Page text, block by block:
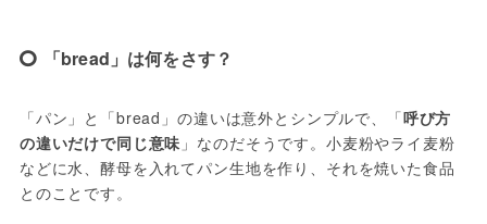
「bread」は何をさす？
「パン」と「bread」の違いは意外とシンプルで、「呼び方
の違いだけで同じ意味 」なのだそうです。小麦粉やライ麦粉
などに水、酵母を入れてパン生地を作り、それを焼いた食品
とのことです。